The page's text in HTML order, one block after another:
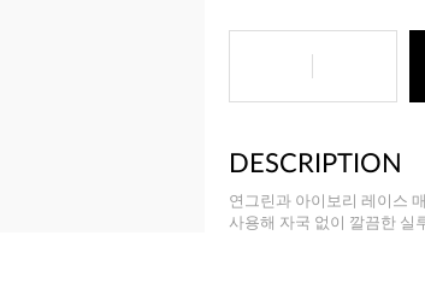
DESCRIPTION
연그린과 아이보리 레이스
사용해 자국 없이 깔끔한 실